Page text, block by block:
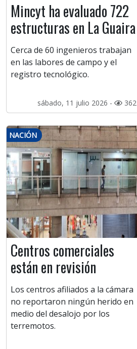
Mincyt ha evaluado 722
estructuras en La Guaira
Cerca de 60 ingenieros trabajan
en las labores de campo y el
registro tecnológico.
sábado, 11 julio 2026 - 362
NACIÓN
Centros comerciales
están en revisión
Los centros afiliados a la cámara
no reportaron ningún herido en
medio del desalojo por los
terremotos.